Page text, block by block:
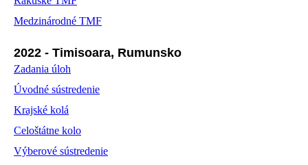
Medzinárodné TMF
2022 - Timisoara, Rumunsko
Zadania úloh
Úvodné sústredenie
Krajské kolá
Celoštátne kolo
Výberové sústredenie